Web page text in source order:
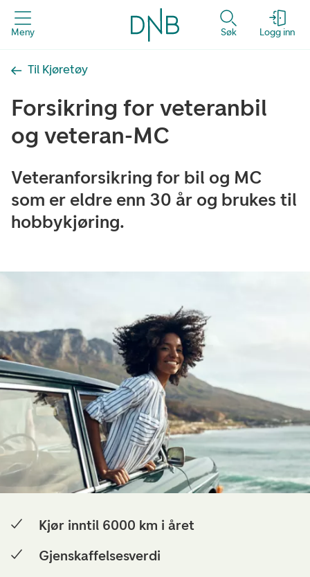
Meny Søk Logg inn
Til Kjøretøy
Forsikring for veteranbil
og veteran-MC
Veteranforsikring for bil og MC
som er eldre enn 30 år og brukes til
hobbykjøring.
Kjør inntil 6000 km i året
Gjenskaffelsesverdi